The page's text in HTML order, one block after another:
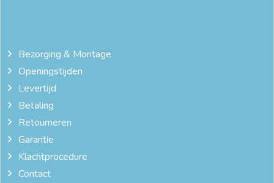
Bezorging & Montage
Openingstijden
Levertijd
Betaling
Retourneren
Garantie
Klachtprocedure
Contact